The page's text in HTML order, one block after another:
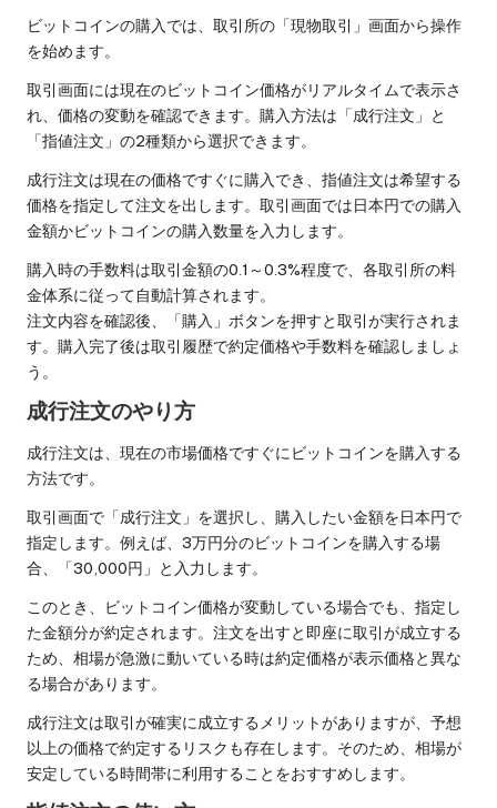
ビットコインの購入では、取引所の「現物取引」画面から操作
を始めます。
取引画面には現在のビットコイン価格がリアルタイムで表示さ
れ、価格の変動を確認できます。購入方法は「成行注文」と
「指値注文」の2種類から選択できます。
成行注文は現在の価格ですぐに購入でき、指値注文は希望する
価格を指定して注文を出します。取引画面では日本円での購入
金額かビットコインの購入数量を入力します。
購入時の手数料は取引金額の0.1～0.3%程度で、各取引所の料
金体系に従って自動計算されます。
注文内容を確認後、「購入」ボタンを押すと取引が実行されま
す。購入完了後は取引履歴で約定価格や手数料を確認しましょ
う。
成行注文のやり方
成行注文は、現在の市場価格ですぐにビットコインを購入する
方法です。
取引画面で「成行注文」を選択し、購入したい金額を日本円で
指定します。例えば、3万円分のビットコインを購入する場
合、「30,000円」と入力します。
このとき、ビットコイン価格が変動している場合でも、指定し
た金額分が約定されます。注文を出すと即座に取引が成立する
ため、相場が急激に動いている時は約定価格が表示価格と異な
る場合があります。
成行注文は取引が確実に成立するメリットがありますが、予想
以上の価格で約定するリスクも存在します。そのため、相場が
安定している時間帯に利用することをおすすめします。